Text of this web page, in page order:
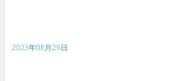
2023年08月29日